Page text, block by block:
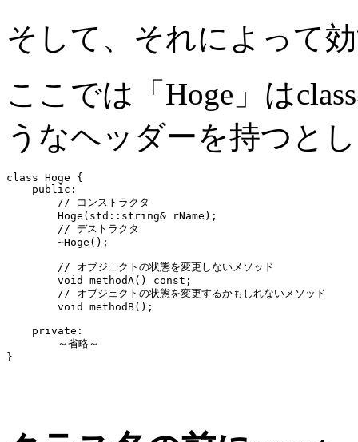
そして、それによって
ここでは「Hoge」は
うなヘッダーを持つと
class Hoge {
    public:
        // コンストラクタ
        Hoge(std::string& rName);
        // デストラクタ
        ~Hoge();
        // オブジェクトの状態を変更しないメソッド
        void methodA() const;
        // オブジェクトの状態を変更するかもしれないメソッド
        void methodB();
    private:
        ～省略～